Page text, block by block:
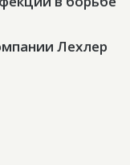
Лехлер